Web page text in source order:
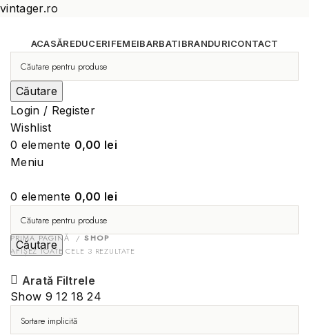
vintager.ro
ACASĂREDUCERIFEMEIBARBATIBRANDURICONTACT
Căutare
Login / Register
Wishlist
0 elemente 0,00 lei
Meniu
0 elemente 0,00 lei
Căutare
PRIMA PAGINĂ
SHOP
AFIȘEZ TOATE CELE 3 REZULTATE
Arată Filtrele
Show 9121824